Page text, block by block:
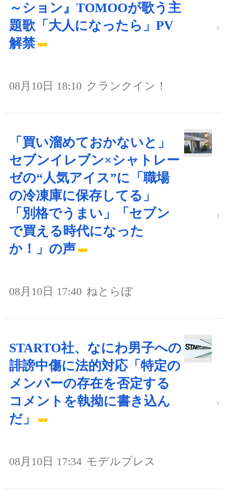
～ション』TOMOOが歌う主
題歌「大人になったら」PV
解禁
08月10日 18:10 クランクイン！
「買い溜めておかないと」
セブンイレブン×シャトレー
ゼの“人気アイス”に「職場
の冷凍庫に保存してる」
「別格でうまい」「セブン
で買える時代になった
か！」の声
08月10日 17:40 ねとらぼ
STARTO社、なにわ男子への
誹謗中傷に法的対応「特定の
メンバーの存在を否定する
コメントを執拗に書き込ん
だ」
08月10日 17:34 モデルプレス